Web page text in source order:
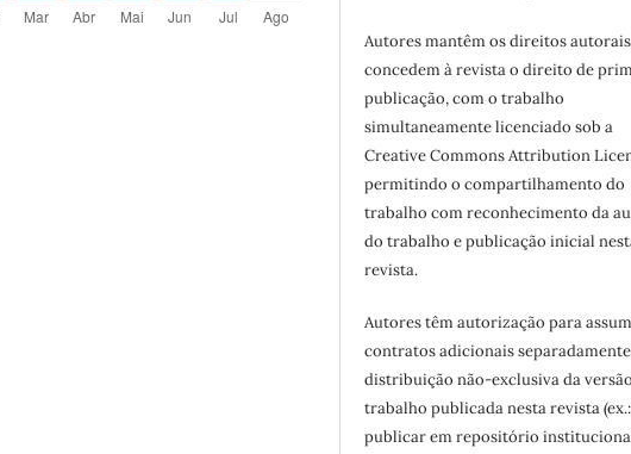
Autores mantêm os direitos
concedem à revista o direito de
publicação, com o trabalho
simultaneamente licenciado sob a
Creative Commons Attribution
permitindo o compartilhamento do
trabalho com reconhecimento da
do trabalho e publicação inicial
revista.
Autores têm autorização para
contratos adicionais
distribuição não-exclusiva da
trabalho publicada nesta revista (ex.:
publicar em repositório